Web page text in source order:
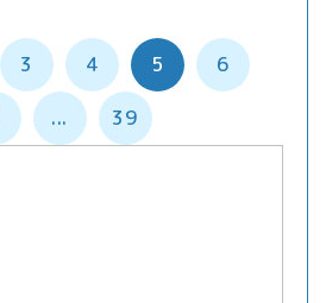
3 4 5 6
... 39